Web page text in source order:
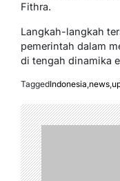
Fithra.
Langkah-langkah
pemerintah dalam
di tengah dinamika
TaggedIndonesia,news,